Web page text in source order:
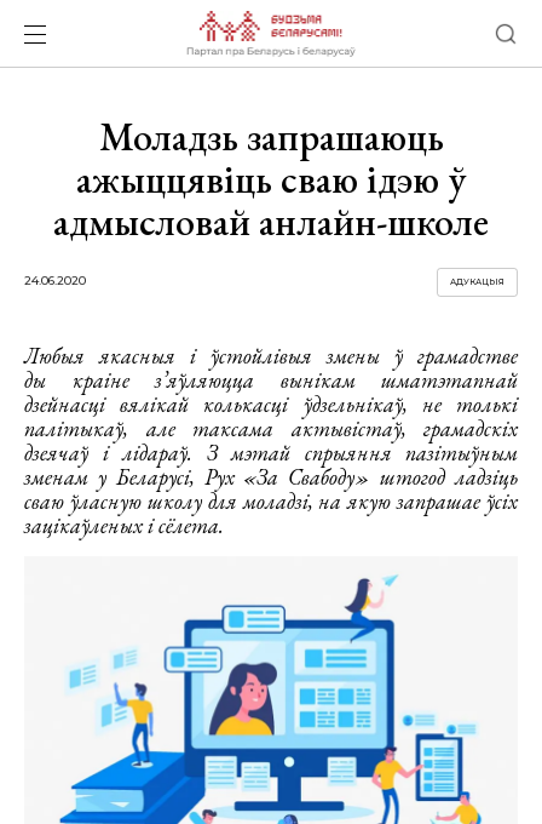
Моладзь запрашаюць
ажыццявіць сваю ідэю ў
адмысловай анлайн-школе
24.06.2020 АДУКАЦЫЯ
Любыя якасныя і ўстойлівыя змены ў грамадстве
ды краіне з’яўляюцца вынікам шматэтапнай
дзейнасці вялікай колькасці ўдзельнікаў, не толькі
палітыкаў, але таксама актывістаў, грамадскіх
дзеячаў і лідараў. З мэтай спрыяння пазітыўным
зменам у Беларусі, Рух «За Свабоду» штогод ладзіць
сваю ўласную школу для моладзі, на якую запрашае ўсіх
зацікаўленых і сёлета.